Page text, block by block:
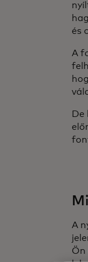
és
A
De
A
Ön